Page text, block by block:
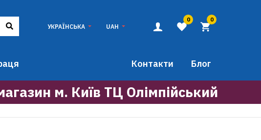
УКРАЇНСЬКА UAH
0 0
Блог
Контакти
м. Київ ТЦ Олімпійський